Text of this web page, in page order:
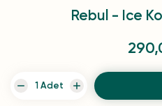
Rebul - Ice